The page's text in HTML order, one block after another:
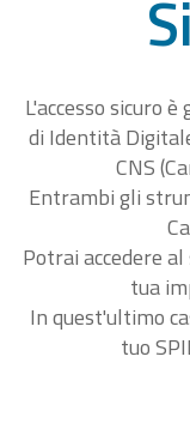
L'accesso sicuro
di Identità
CNS
Entrambi gli
Potrai accedere
tua
In quest'ultimo
tuo